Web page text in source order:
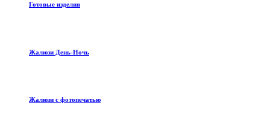
Готовые изделия
Жалюзи День-Ночь
Жалюзи с фотопечатью